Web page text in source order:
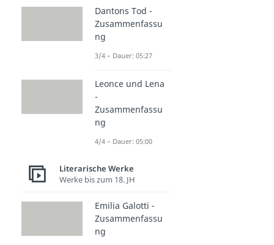
Dantons Tod -
Zusammenfassu
ng
3/4 – Dauer: 05:27
Leonce und Lena
-
Zusammenfassu
ng
4/4 – Dauer: 05:00
Literarische Werke
Werke bis zum 18. JH
Emilia Galotti -
Zusammenfassu
ng